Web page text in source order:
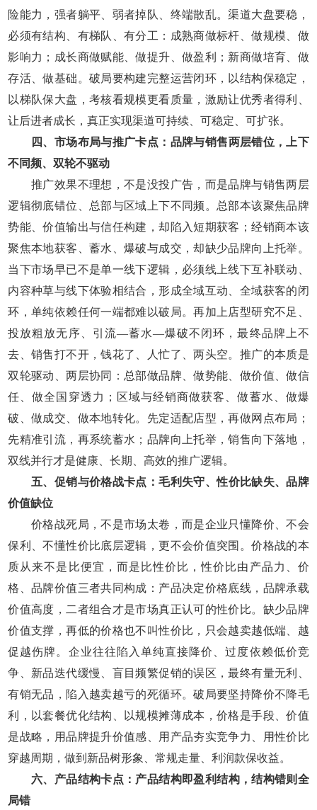
险能力，强者躺平、弱者掉队、终端散乱。渠道大盘要稳，
必须有结构、有梯队、有分工：成熟商做标杆、做规模、做
影响力；成长商做赋能、做提升、做盈利；新商做培育、做
存活、做基础。破局要构建完整运营闭环，以结构保稳定，
以梯队保大盘，考核看规模更看质量，激励让优秀者得利、
让后进者成长，真正实现渠道可持续、可稳定、可扩张。
四、市场布局与推广卡点：品牌与销售两层错位，上下
不同频、双轮不驱动
推广效果不理想，不是没投广告，而是品牌与销售两层
逻辑彻底错位、总部与区域上下不同频。总部本该聚焦品牌
势能、价值输出与信任构建，却陷入短期获客；经销商本该
聚焦本地获客、蓄水、爆破与成交，却缺少品牌向上托举。
当下市场早已不是单一线下逻辑，必须线上线下互补联动、
内容种草与线下体验相结合，形成全域互动、全域获客的闭
环，单纯依赖任何一端都难以破局。再加上店型研究不足、
投放粗放无序、引流—蓄水—爆破不闭环，最终品牌上不
去、销售打不开，钱花了、人忙了、两头空。推广的本质是
双轮驱动、两层协同：总部做品牌、做势能、做价值、做信
任、做全国穿透力；区域与经销商做获客、做蓄水、做爆
破、做成交、做本地转化。先定适配店型，再做网点布局；
先精准引流，再系统蓄水；品牌向上托举，销售向下落地，
双线并行才是健康、长期、高效的推广逻辑。
五、促销与价格战卡点：毛利失守、性价比缺失、品牌
价值缺位
价格战死局，不是市场太卷，而是企业只懂降价、不会
保利、不懂性价比底层逻辑，更不会价值突围。价格战的本
质从来不是比便宜，而是比性价比，性价比由产品力、价
格、品牌价值三者共同构成：产品决定价格底线，品牌承载
价值高度，二者组合才是市场真正认可的性价比。缺少品牌
价值支撑，再低的价格也不叫性价比，只会越卖越低端、越
促越伤牌。企业往往陷入单纯直接降价、过度依赖低价竞
争、新品迭代缓慢、盲目频繁促销的误区，最终有量无利、
有销无品，陷入越卖越亏的死循环。破局要坚持降价不降毛
利，以套餐优化结构、以规模摊薄成本，价格是手段、价值
是战略，用品牌提升价值感、用产品夯实竞争力、用性价比
穿越周期，做到新品树形象、常规走量、利润款保收益。
六、产品结构卡点：产品结构即盈利结构，结构错则全
局错